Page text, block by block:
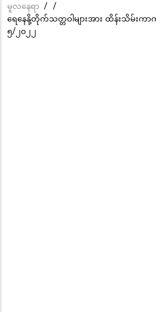
Breadcrumb
မူလနေရာ /
/
ရေနေနို့တိုက်သတ္တဝါများအား ထိန်းသိမ်းက
၅/၂၀၂၂